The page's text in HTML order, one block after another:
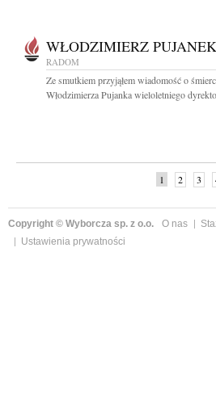
WŁODZIMIERZ PUJANEK
RADOM
Ze smutkiem przyjąłem wiadomość o
Włodzimierza Pujanka wieloletniego
1 2 3
Copyright © Wyborcza sp. z o.o. O nas
Ustawienia prywatności